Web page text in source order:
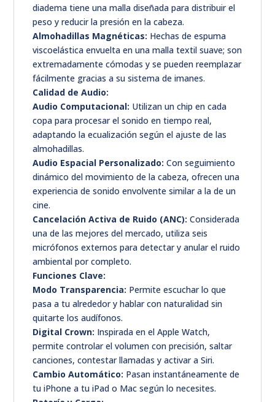
diadema tiene una malla diseñada para distribuir el
peso y reducir la presión en la cabeza.
Almohadillas Magnéticas: Hechas de espuma
viscoelástica envuelta en una malla textil suave; son
extremadamente cómodas y se pueden reemplazar
fácilmente gracias a su sistema de imanes.
Calidad de Audio:
Audio Computacional: Utilizan un chip en cada
copa para procesar el sonido en tiempo real,
adaptando la ecualización según el ajuste de las
almohadillas.
Audio Espacial Personalizado: Con seguimiento
dinámico del movimiento de la cabeza, ofrecen una
experiencia de sonido envolvente similar a la de un
cine.
Cancelación Activa de Ruido (ANC): Considerada
una de las mejores del mercado, utiliza seis
micrófonos externos para detectar y anular el ruido
ambiental por completo.
Funciones Clave:
Modo Transparencia: Permite escuchar lo que
pasa a tu alrededor y hablar con naturalidad sin
quitarte los audífonos.
Digital Crown: Inspirada en el Apple Watch,
permite controlar el volumen con precisión, saltar
canciones, contestar llamadas y activar a Siri.
Cambio Automático: Pasan instantáneamente de
tu iPhone a tu iPad o Mac según lo necesites.